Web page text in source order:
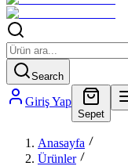
Search
Giriş Yap
Sepet
Anasayfa
Ürünler